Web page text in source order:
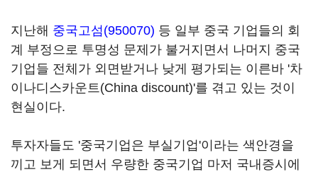
지난해 중국고섬(950070) 등 일부 중국 기업들의 회
계 부정으로 투명성 문제가 불거지면서 나머지 중국
기업들 전체가 외면받거나 낮게 평가되는 이른바 '차
이나디스카운트(China discount)'를 겪고 있는 것이
현실이다.
투자자들도 '중국기업은 부실기업'이라는 색안경을
끼고 보게 되면서 우량한 중국기업 마저 국내증시에